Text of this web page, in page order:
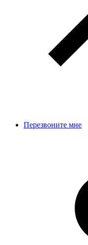
Перезвоните мне